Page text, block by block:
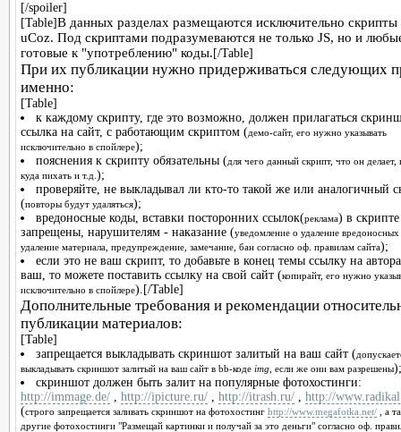
[/spoiler]
[Table]В данных разделах размещаются исключительно скрипты
uCoz. Под скриптами подразумеваются не только JS, но и
готовые к "употреблению" коды. [/Table]
При их публикации нужно придерживаться следующих
именно:
[Table]
к каждому скрипту, где это возможно, должен прилагаться
ссылка на сайт, с работающим скриптом (демо-сайт, его нужно указывать
исключительно в спойлере);
пояснения к скрипту обязательны (для чего данный скрипт, что он делает,
куда пихать и т.д. );
проверяйте, не выкладывал ли кто-то такой же или аналогичный
(повторы будут удаляться);
вредоносные коды, вставки посторонних ссылок(реклама) в скрипте
запрещены, нарушителям - наказание (уведомление о удаление вредоносных
удаление материала, предупреждение, замечание, бан согласно оф. правилам сайта);
если это не ваш скрипт, то добавьте в конец темы ссылку на
ваш, то можете поставить ссылку на свой сайт (копирайт, его нужно
исключительно в спойлере).[/Table]
Дополнительные требования и рекомендации
публикации материалов:
[Table]
запрещается выкладывать скриншот залитый на ваш сайт (
выкладывать скриншот залитый на ваш сайт в bb-коде img , если же они вам разрешены);
скриншот должен быть залит на популярные фотохостинги:
http://immage.de/ , http://ipicture.ru/ , http://itrash.ru/ , http://
(строго запрещается заливать скриншот на фотохостинг http://www.megafotka.net/ , а
другие фотохостинги "Размещай картинки и получай за это деньги" согласно оф.